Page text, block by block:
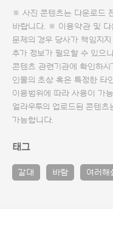
※ 사진 콘텐츠는 다운로드
바랍니다. ※ 이용약관 및
문제의 경우 당사가 책임지
추가 정보가 필요할 수 있으
콘텐츠 관련기관에 확인하
인물의 초상 혹은 특정한 타
이용범위에 따라 사용이 가
얼라우투의 업로드된 콘텐츠
가능합니다.
태그
갈대 바람 여러해